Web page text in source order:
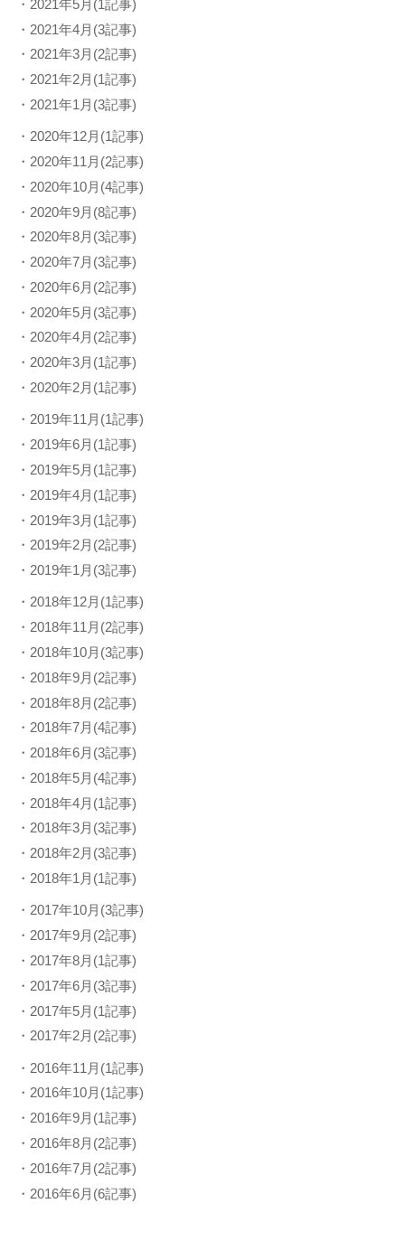
・2021年5月(1記事)
・2021年4月(3記事)
・2021年3月(2記事)
・2021年2月(1記事)
・2021年1月(3記事)
・2020年12月(1記事)
・2020年11月(2記事)
・2020年10月(4記事)
・2020年9月(8記事)
・2020年8月(3記事)
・2020年7月(3記事)
・2020年6月(2記事)
・2020年5月(3記事)
・2020年4月(2記事)
・2020年3月(1記事)
・2020年2月(1記事)
・2019年11月(1記事)
・2019年6月(1記事)
・2019年5月(1記事)
・2019年4月(1記事)
・2019年3月(1記事)
・2019年2月(2記事)
・2019年1月(3記事)
・2018年12月(1記事)
・2018年11月(2記事)
・2018年10月(3記事)
・2018年9月(2記事)
・2018年8月(2記事)
・2018年7月(4記事)
・2018年6月(3記事)
・2018年5月(4記事)
・2018年4月(1記事)
・2018年3月(3記事)
・2018年2月(3記事)
・2018年1月(1記事)
・2017年10月(3記事)
・2017年9月(2記事)
・2017年8月(1記事)
・2017年6月(3記事)
・2017年5月(1記事)
・2017年2月(2記事)
・2016年11月(1記事)
・2016年10月(1記事)
・2016年9月(1記事)
・2016年8月(2記事)
・2016年7月(2記事)
・2016年6月(6記事)